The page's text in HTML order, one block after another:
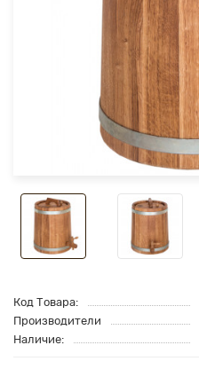
Код Товара:
Производители
Наличие: